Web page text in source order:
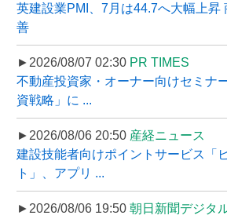
英建設業PMI、7月は44.7へ大幅上昇
善
►2026/08/07 02:30 PR TIMES
不動産投資家・オーナー向けセミナ
資戦略」に ...
►2026/08/06 20:50 産経ニュース
建設技能者向けポイントサービス「
ト」、アプリ ...
►2026/08/06 19:50 朝日新聞デジタ